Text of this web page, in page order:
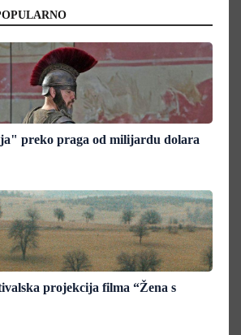
preko praga od milijardu dolara
projekcija filma “Žena s